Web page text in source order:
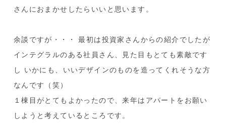
さんにおまかせしたらいいと思います。
余談ですが・・・
最初は投資家さんからの紹介でしたが
インテグラルのある社員さん、見た目もとても素敵です
し
いかにも、いいデザインのものを造ってくれそうな方
なんです（笑）
１棟目がとてもよかったので、来年はアパートをお願い
しようと考えているところです。